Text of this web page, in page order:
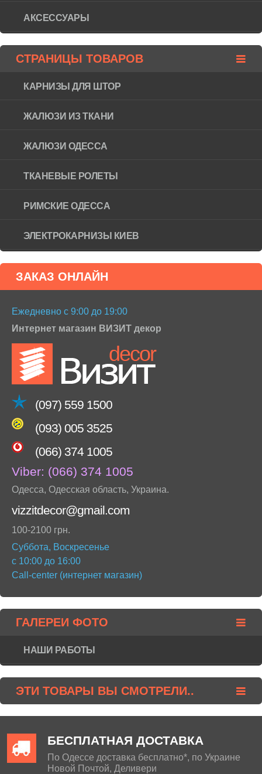
АКСЕССУАРЫ
СТРАНИЦЫ ТОВАРОВ
КАРНИЗЫ ДЛЯ ШТОР
ЖАЛЮЗИ ИЗ ТКАНИ
ЖАЛЮЗИ ОДЕССА
ТКАНЕВЫЕ РОЛЕТЫ
РИМСКИЕ ОДЕССА
ЭЛЕКТРОКАРНИЗЫ КИЕВ
ЗАКАЗ ОНЛАЙН
Ежедневно с 9:00 до 19:00
Интернет магазин ВИЗИТ декор
(097) 559 1500
(093) 005 3525
(066) 374 1005
Viber: (066) 374 1005
Одесса, Одесская область, Украина.
vizzitdecor@gmail.com
100-2100 грн.
Суббота, Воскресенье
с 10:00 до 16:00
Call-center (интернет магазин)
ГАЛЕРЕИ ФОТО
НАШИ РАБОТЫ
ЭТИ ТОВАРЫ ВЫ СМОТРЕЛИ..
БЕСПЛАТНАЯ ДОСТАВКА
По Одессе доставка бесплатно*, по Украине
Новой Почтой, Деливери